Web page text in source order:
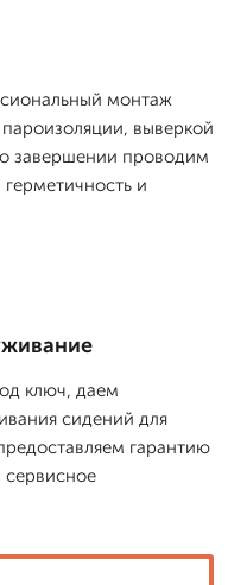
монтаж
выверкой
завершении проводим
и
ключ, даем
сидений для
гарантию